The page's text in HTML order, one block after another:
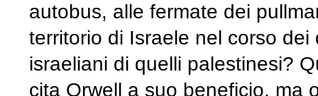
autobus, alle fermate dei
territorio di Israele nel corso
israeliani di quelli palestinesi?
cita Orwell a suo beneficio, ma